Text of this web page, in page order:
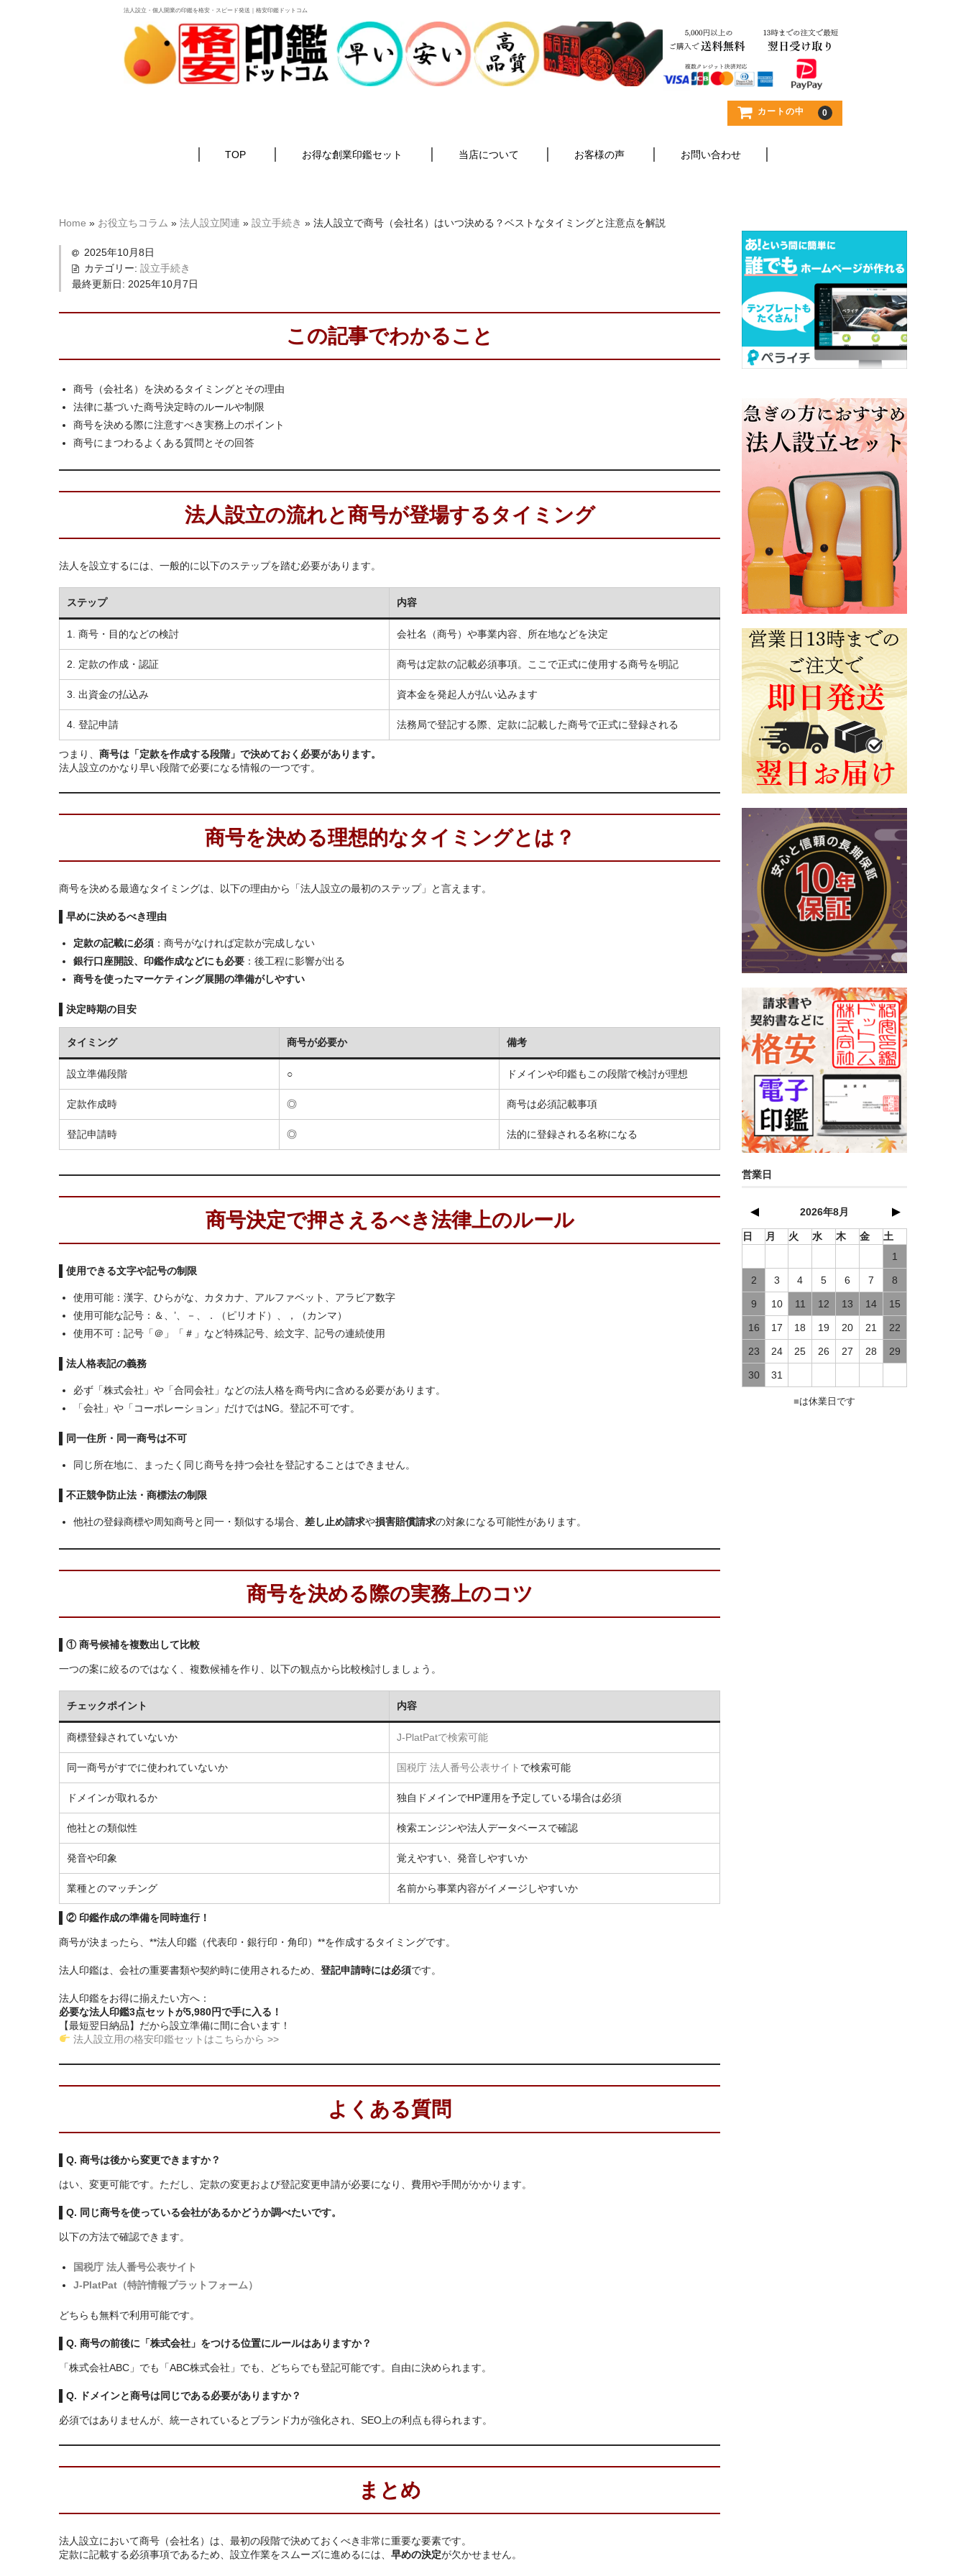
法人設立・個人開業の印鑑を格安・スピード発送｜格安印鑑ドットコム
カートの中 0
TOP お得な創業印鑑セット 当店について お客様の声 お問い合わせ
Home » お役立ちコラム » 法人設立関連 » 設立手続き » 法人設立で商号（会社名）はいつ決める？ベストなタイミングと注意点を解説
2025年10月8日
カテゴリー: 設立手続き
最終更新日: 2025年10月7日
この記事でわかること
商号（会社名）を決めるタイミングとその理由
法律に基づいた商号決定時のルールや制限
商号を決める際に注意すべき実務上のポイント
商号にまつわるよくある質問とその回答
法人設立の流れと商号が登場するタイミング
法人を設立するには、一般的に以下のステップを踏む必要があります。
ステップ 内容
1. 商号・目的などの検討 会社名（商号）や事業内容、所在地などを決定
2. 定款の作成・認証 商号は定款の記載必須事項。ここで正式に使用する商号を明記
3. 出資金の払込み 資本金を発起人が払い込みます
4. 登記申請 法務局で登記する際、定款に記載した商号で正式に登録される
つまり、 商号は「定款を作成する段階」で決めておく必要があります。
法人設立のかなり早い段階で必要になる情報の一つです。
商号を決める理想的なタイミングとは？
商号を決める最適なタイミングは、以下の理由から「法人設立の最初のステップ」と言えます。
早めに決めるべき理由
定款の記載に必須：商号がなければ定款が完成しない
銀行口座開設、印鑑作成などにも必要：後工程に影響が出る
商号を使ったマーケティング展開の準備がしやすい
決定時期の目安
タイミング 商号が必要か 備考
設立準備段階 ○ ドメインや印鑑もこの段階で検討が理想
定款作成時 ◎ 商号は必須記載事項
登記申請時 ◎ 法的に登録される名称になる
商号決定で押さえるべき法律上のルール
使用できる文字や記号の制限
使用可能：漢字、ひらがな、カタカナ、アルファベット、アラビア数字
使用可能な記号：＆、’、－、．（ピリオド）、，（カンマ）
使用不可：記号「＠」「＃」など特殊記号、絵文字、記号の連続使用
法人格表記の義務
必ず「株式会社」や「合同会社」などの法人格を商号内に含める必要があります。
「会社」や「コーポレーション」だけではNG。登記不可です。
同一住所・同一商号は不可
同じ所在地に、まったく同じ商号を持つ会社を登記することはできません。
不正競争防止法・商標法の制限
他社の登録商標や周知商号と同一・類似する場合、 差し止め請求や損害賠償請求の対象になる可能性があります。
商号を決める際の実務上のコツ
① 商号候補を複数出して比較
一つの案に絞るのではなく、複数候補を作り、以下の観点から比較検討しましょう。
チェックポイント 内容
商標登録されていないか J‑PlatPatで検索可能
同一商号がすでに使われていないか 国税庁 法人番号公表サイト で検索可能
ドメインが取れるか 独自ドメインでHP運用を予定している場合は必須
他社との類似性 検索エンジンや法人データベースで確認
発音や印象 覚えやすい、発音しやすいか
業種とのマッチング 名前から事業内容がイメージしやすいか
② 印鑑作成の準備を同時進行！
商号が決まったら、**法人印鑑（代表印・銀行印・角印）**を作成するタイミングです。
法人印鑑は、会社の重要書類や契約時に使用されるため、 登記申請時には必須です。
法人印鑑をお得に揃えたい方へ：
必要な法人印鑑3点セットが5,980円で手に入る！
【最短翌日納品】だから設立準備に間に合います！
法人設立用の格安印鑑セットはこちらから >>
よくある質問
Q. 商号は後から変更できますか？
はい、変更可能です。ただし、定款の変更および登記変更申請が必要になり、費用や手間がかかります。
Q. 同じ商号を使っている会社があるかどうか調べたいです。
以下の方法で確認できます。
国税庁 法人番号公表サイト
J‑PlatPat（特許情報プラットフォーム）
どちらも無料で利用可能です。
Q. 商号の前後に「株式会社」をつける位置にルールはありますか？
「株式会社ABC」でも「ABC株式会社」でも、どちらでも登記可能です。自由に決められます。
Q. ドメインと商号は同じである必要がありますか？
必須ではありませんが、統一されているとブランド力が強化され、SEO上の利点も得られます。
まとめ
法人設立において商号（会社名）は、最初の段階で決めておくべき非常に重要な要素です。
定款に記載する必須事項であるため、設立作業をスムーズに進めるには、 早めの決定が欠かせません。
営業日
▲ 2026年8月 ▼
日 月 火 水 木 金
土
1
2 3 4 5 6 7 8
9 10 11 12 13 14 15
16 17 18 19 20 21 22
23 24 25 26 27 28 29
30 31
■は休業日です